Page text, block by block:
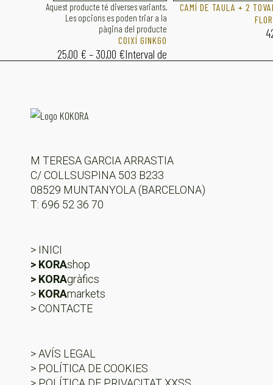
Aquest producte té diverses variants.
Les opcions es poden triar a la
pàgina del producte
COIXÍ GINKGO
25,00 € – 30,00 €Interval de
CAMÍ DE TAULA + 2
M TERESA GARCIA ARRASTIA
C/ COLLSUSPINA 503 B233
08529 MUNTANYOLA (BARCELONA)
T: 696 52 36 70
> INICI
> KORAshop
> KORAgràfics
> KORAmarkets
> CONTACTE
> AVÍS LEGAL
> POLÍTICA DE COOKIES